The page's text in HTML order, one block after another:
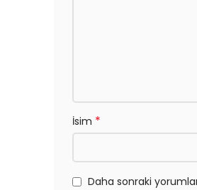
İsim *
Daha sonraki